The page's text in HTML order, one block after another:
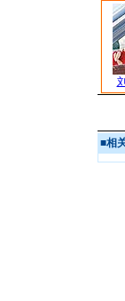
■相